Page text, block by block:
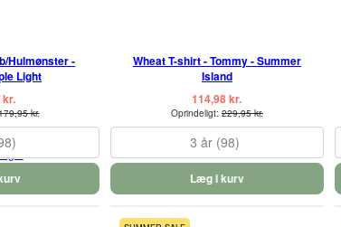
Hulmønster -
Light
kr.
kr.
Wheat T-shirt - Tommy - Summer
Island
114,98 kr.
Oprindeligt: 229,95 kr.
3 år (98)
Læg i kurv